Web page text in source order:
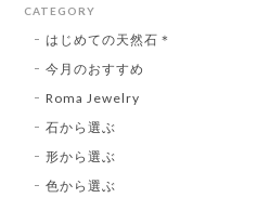
CATEGORY
はじめての天然石＊
今月のおすすめ
Roma Jewelry
石から選ぶ
形から選ぶ
色から選ぶ